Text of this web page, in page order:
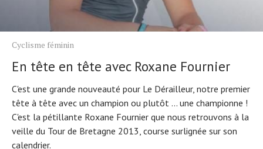
Cyclisme féminin
En tête en tête avec Roxane Fournier
C'est une grande nouveauté pour Le Dérailleur, notre premier
tête à tête avec un champion ou plutôt ... une championne !
C'est la pétillante Roxane Fournier que nous retrouvons à la
veille du Tour de Bretagne 2013, course surlignée sur son
calendrier.